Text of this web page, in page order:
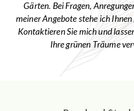
Gärten. Bei Fragen,
meiner Angebote stehe ich
Kontaktieren Sie mich und
Ihre grünen Träume